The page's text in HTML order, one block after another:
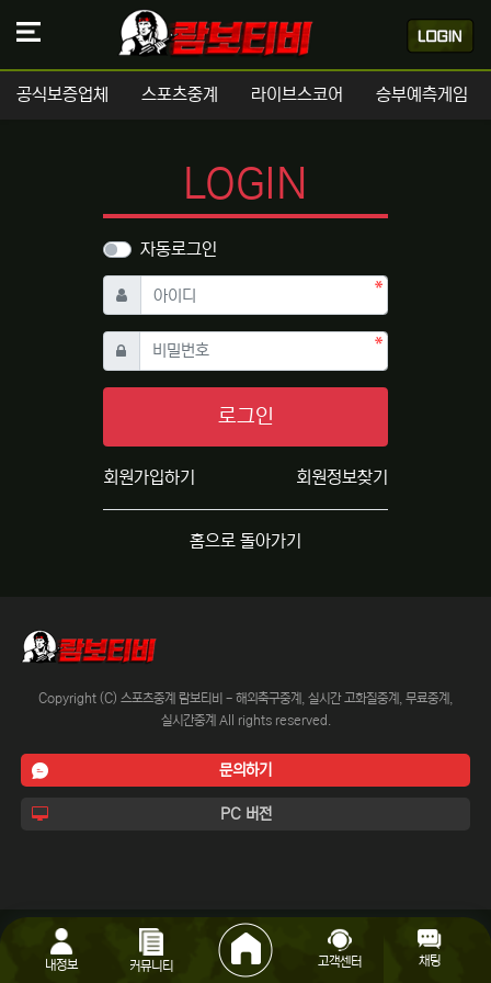
공식보증업체 스포츠중계 라이브스코어 승부예측게임
LOGIN
자동로그인
아이디 필수
비밀번호필수
로그인
회원가입하기 회원정보찾기
홈으로 돌아가기
Copyright (C) 스포츠중계 람보티비 - 해외축구중계, 실시간 고화질중계, 무료중계,
실시간중계 All rights reserved.
문의하기
PC 버전
내정보 커뮤니티 고객센터 채팅